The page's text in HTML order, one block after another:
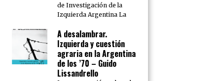
de Investigación de la
Izquierda Argentina La
A desalambrar.
Izquierda y cuestión
agraria en la Argentina
de los ’70 – Guido
Lissandrello